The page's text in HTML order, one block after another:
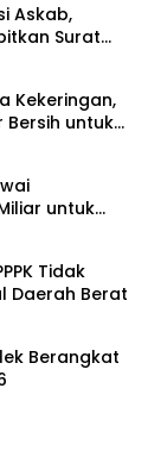
Askab,
Surat
Kekeringan,
Bersih untuk
untuk
Tidak
Daerah Berat
Berangkat